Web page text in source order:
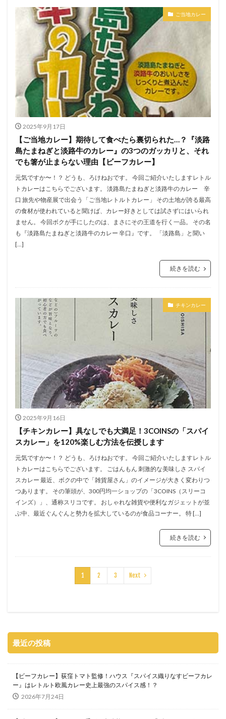
ご当地カレー
2025年9月17日
【ご当地カレー】期待して食べたら裏切られた…？『淡路
島たまねぎと淡路牛のカレー』の3つのガッカリと、それ
でも箸が止まらない理由【ビーフカレー】
元気ですか〜！？ どうも、ろけねおです。 今回ご紹介いたしますレトル
トカレーはこちらでございます。 淡路島たまねぎと淡路牛のカレー 辛
口 旅先や物産展で出会う「ご当地レトルトカレー」 その土地が誇る最高
の食材が使われていると聞けば、カレー好きとしては試さずにはいられ
ません。 今回ボクが手にしたのは、まさにその王道を行く一品。 その名
も『淡路島たまねぎと淡路牛のカレー 辛口』です。 「淡路島」と聞い
[…]
続きを読む
チキンカレー
2025年9月16日
【チキンカレー】具なしでも大満足！3COINSの「スパイ
スカレー」を120%楽しむ方法を伝授します
元気ですか〜！？ どうも、ろけねおです。 今回ご紹介いたしますレトル
トカレーはこちらでございます。 ごはんもん 刺激的な美味しさ スパイ
スカレー 最近、ボクの中で「雑貨屋さん」のイメージが大きく変わりつ
つあります。 その筆頭が、300円均一ショップの「3COINS（スリーコ
インズ）」、通称スリコです。 おしゃれな雑貨や便利なガジェットが並
ぶ中、最近ぐんぐんと勢力を拡大しているのが食品コーナー。 特 […]
続きを読む
1 2 3 Next
最近の投稿
【ビーフカレー】荻窪トマト監修！ハウス『スパイス織りなすビーフカレ
ー』はレトルト欧風カレー史上最強のスパイス感！？
2026年7月24日